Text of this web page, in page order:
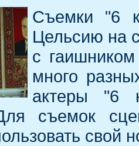
Съемки "6
Цельсию на
с
много
актеры "6
съемок
свой